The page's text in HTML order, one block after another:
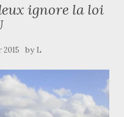
ignore la loi
by L